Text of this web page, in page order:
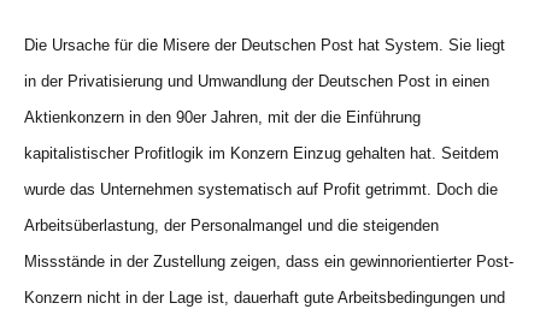
Die Ursache für die Misere der Deutschen Post hat System. Sie liegt
in der Privatisierung und Umwandlung der Deutschen Post in einen
Aktienkonzern in den 90er Jahren, mit der die Einführung
kapitalistischer Profitlogik im Konzern Einzug gehalten hat. Seitdem
wurde das Unternehmen systematisch auf Profit getrimmt. Doch die
Arbeitsüberlastung, der Personalmangel und die steigenden
Missstände in der Zustellung zeigen, dass ein gewinnorientierter Post-
Konzern nicht in der Lage ist, dauerhaft gute Arbeitsbedingungen und